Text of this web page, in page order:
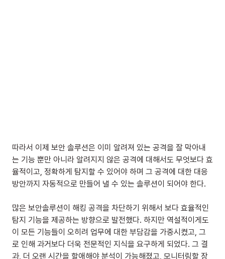
따라서 이제 보안 솔루션은 이미 알려져 있는 공격을 잘 막아내
는 기능 뿐만 아니라 알려지지 않은 공격에 대해서도 무엇보다 효
율적이고, 정확하게 탐지할 수 있어야 하며 그 공격에 대한 대응
방안까지 자동적으로 만들어 낼 수 있는 솔루션이 되어야 한다.
많은 보안솔루션이 해킹 공격을 차단하기 위해서 보다 효율적인
탐지 기능을 제공하는 방향으로 발전했다. 하지만 역설적이게도
이 모든 기능들이 오히려 업무에 대한 부담감을 가중시켰고, 그
로 인해 과거보다 더욱 전문적인 지식을 요구하게 되었다. 그 결
과, 더 오랜 시간을 할애해야 분석이 가능해졌고, 모니터링할 장